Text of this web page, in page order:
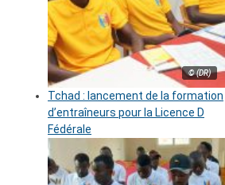
© (DR)
Tchad : lancement de la formation
d’entraîneurs pour la Licence D
Fédérale